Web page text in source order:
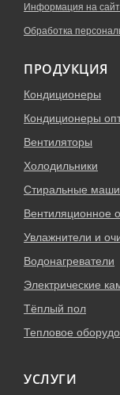
Информация на
Обработка
ПРОДУКЦИЯ
Кондиционеры
Кондиционеры
Вентиляторы
Холодильники
Стиральные
Вентиляционное
Увлажнители и
Водонагреватели
Электрические
Тёплый пол
Тепловое
УСЛУГИ